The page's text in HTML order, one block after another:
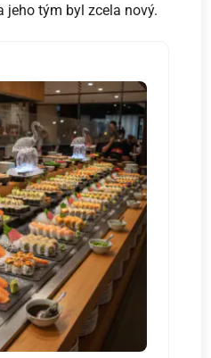
jeho tým byl zcela nový.